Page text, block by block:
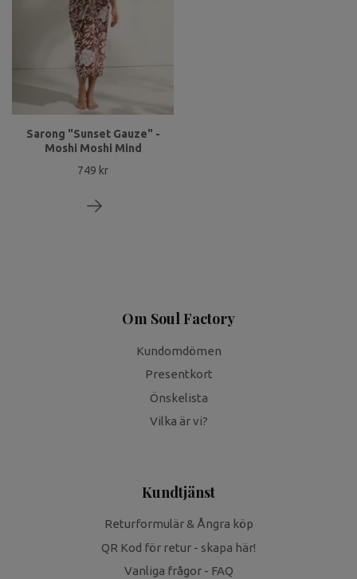
Sarong "Sunset Gauze" -
Moshi Moshi Mind
749 kr
Om Soul Factory
Kundomdömen
Presentkort
Önskelista
Vilka är vi?
Kundtjänst
Returformulär & Ångra köp
QR Kod för retur - skapa här!
Vanliga frågor - FAQ